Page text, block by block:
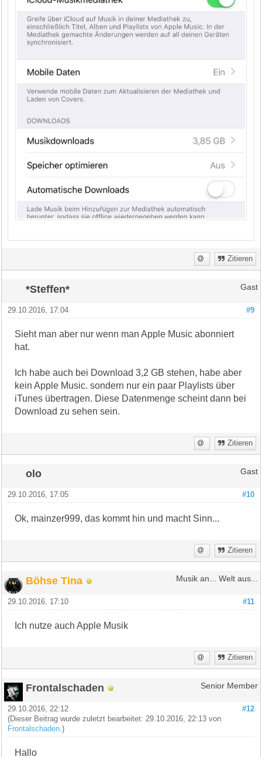
Zitieren
*Steffen* Gast
#9
29.10.2016, 17:04
Sieht man aber nur wenn man Apple Music abonniert
hat.
Ich habe auch bei Download 3,2 GB stehen, habe aber
kein Apple Music. sondern nur ein paar Playlists über
iTunes übertragen. Diese Datenmenge scheint dann bei
Download zu sehen sein.
Zitieren
olo Gast
#10
29.10.2016, 17:05
Ok, mainzer999, das kommt hin und macht Sinn...
Zitieren
Böhse Tina Musik an... Welt aus...
#11
29.10.2016, 17:10
Ich nutze auch Apple Musik
Zitieren
Frontalschaden Senior Member
#12
29.10.2016, 22:12
(Dieser Beitrag wurde zuletzt bearbeitet: 29.10.2016, 22:13 von
Frontalschaden.)
Hallo